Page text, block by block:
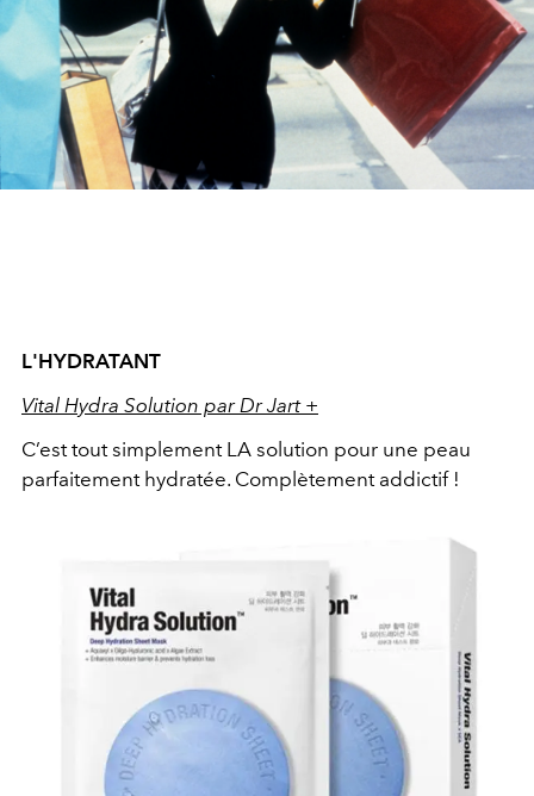
L'HYDRATANT
Vital Hydra Solution par Dr Jart +
C’est tout simplement LA solution pour une peau
parfaitement hydratée. Complètement addictif !